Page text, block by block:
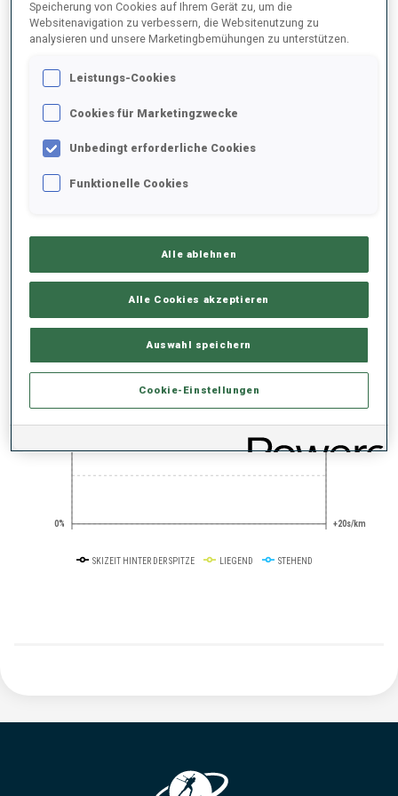
2021/2022
KEINE DATEN VORHANDEN
PERFORMANCE TREND
0%
50%
100% +0s/km
+10s/km
+20s/km
SKIZEIT HINTER DER SPITZE LIEGEND STEHEND
Speicherung von Cookies auf Ihrem Gerät zu, um die
Websitenavigation zu verbessern, die Websitenutzung zu
analysieren und unsere Marketingbemühungen zu unterstützen.
Leistungs-Cookies
Cookies für Marketingzwecke
Unbedingt erforderliche Cookies
Funktionelle Cookies
Alle ablehnen
Alle Cookies akzeptieren
Auswahl speichern
Cookie-Einstellungen